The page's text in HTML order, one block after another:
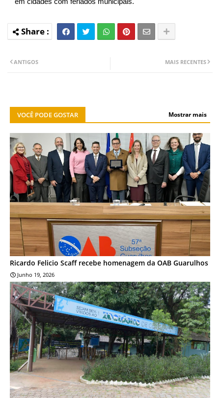
MAIS RECENTES
ANTIGOS
VOCÊ PODE GOSTAR Mostrar mais
NOTÍCIA
Ricardo Felicio Scaff recebe homenagem da OAB Guarulhos
Junho 19, 2026
NOTÍCIA